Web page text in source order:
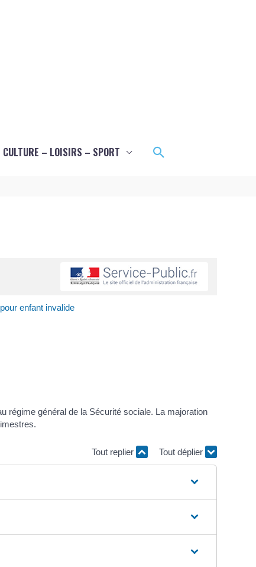
CULTURE – LOISIRS – SPORT Rechercher
enfant invalide
régime général de la Sécurité sociale. La majoration
Tout replier Tout déplier